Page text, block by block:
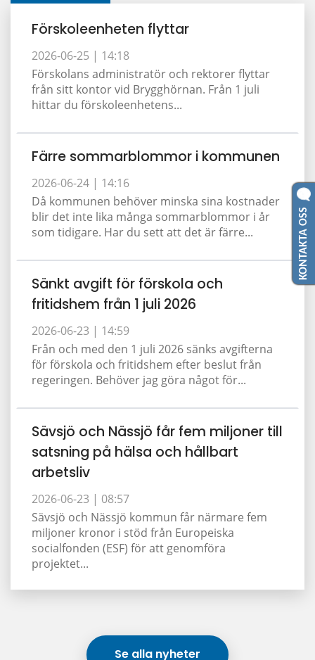
Förskoleenheten flyttar
2026-06-25 | 14:18
Förskolans administratör och rektorer flyttar
från sitt kontor vid Brygghörnan. Från 1 juli
hittar du förskoleenhetens...
Färre sommarblommor i kommunen
2026-06-24 | 14:16
Då kommunen behöver minska sina kostnader
blir det inte lika många sommarblommor i år
som tidigare. Har du sett att det är färre...
Sänkt avgift för förskola och
fritidshem från 1 juli 2026
2026-06-23 | 14:59
Från och med den 1 juli 2026 sänks avgifterna
för förskola och fritidshem efter beslut från
regeringen. Behöver jag göra något för...
Sävsjö och Nässjö får fem miljoner till
satsning på hälsa och hållbart
arbetsliv
2026-06-23 | 08:57
Sävsjö och Nässjö kommun får närmare fem
miljoner kronor i stöd från Europeiska
socialfonden (ESF) för att genomföra
projektet...
Se alla nyheter
KONTAKTA OSS